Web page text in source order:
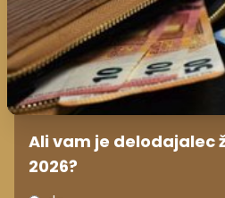
Ali vam je delodajalec
2026?